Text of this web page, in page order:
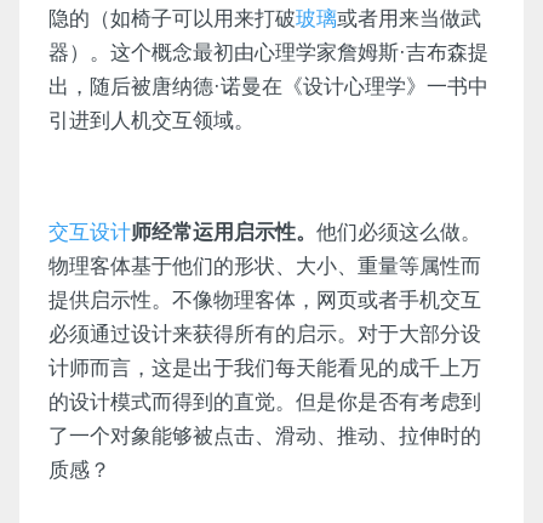
隐的（如椅子可以用来打破玻璃或者用来当做武
器）。这个概念最初由心理学家詹姆斯·吉布森提
出，随后被唐纳德·诺曼在《设计心理学》一书中
引进到人机交互领域。
交互设计师经常运用启示性。 他们必须这么做。
物理客体基于他们的形状、大小、重量等属性而
提供启示性。不像物理客体，网页或者手机交互
必须通过设计来获得所有的启示。对于大部分设
计师而言，这是出于我们每天能看见的成千上万
的设计模式而得到的直觉。但是你是否有考虑到
了一个对象能够被点击、滑动、推动、拉伸时的
质感？